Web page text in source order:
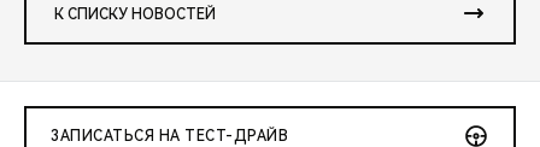
К СПИСКУ НОВОСТЕЙ
ЗАПИСАТЬСЯ НА ТЕСТ-ДРАЙВ